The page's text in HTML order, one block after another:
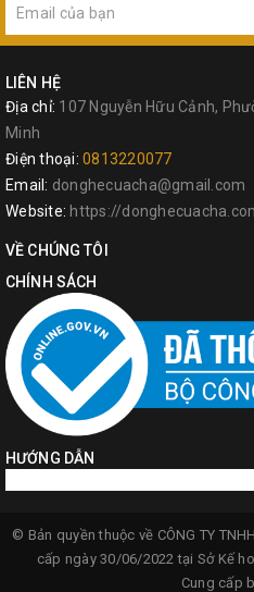
LIÊN HỆ
Địa chỉ: 107 Nguyễn Hữu Cảnh,
Minh
Điện thoại: 0813220077
Email: donghecuacha@gmail.com
Website: https://
VỀ CHÚNG TÔI
CHÍNH SÁCH
HƯỚNG DẪN
© Bản quyền thuộc về CÔNG TY
cấp ngày 30/06/2022 tại Sở Kế
Cung cấp